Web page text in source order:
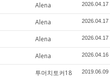
Alena 2026.04.17
Alena 2026.04.17
Alena 2026.04.17
Alena 2026.04.16
투머치토커18 2019.06.09